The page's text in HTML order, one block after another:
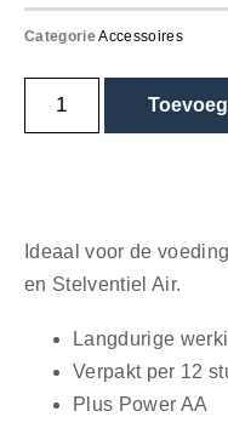
CategorieAccessoires
Ideaal voor de
en Stelventiel Air.
Langdurige
Verpakt per 12
Plus Power AA